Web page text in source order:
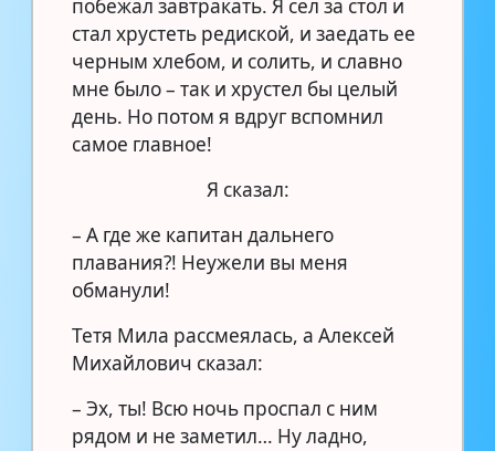
побежал завтракать. Я сел за стол и
стал хрустеть редиской, и заедать ее
черным хлебом, и солить, и славно
мне было – так и хрустел бы целый
день. Но потом я вдруг вспомнил
самое главное!
Я сказал:
– А где же капитан дальнего
плавания?! Неужели вы меня
обманули!
Тетя Мила рассмеялась, а Алексей
Михайлович сказал:
– Эх, ты! Всю ночь проспал с ним
рядом и не заметил… Ну ладно,